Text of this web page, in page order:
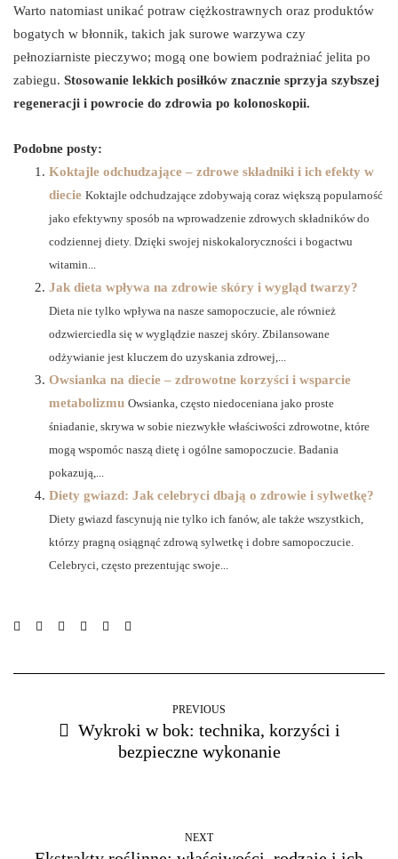
Warto natomiast unikać potraw ciężkostrawnych oraz produktów
bogatych w błonnik, takich jak surowe warzywa czy
pełnoziarniste pieczywo; mogą one bowiem podrażniać jelita po
zabiegu. Stosowanie lekkich posiłków znacznie sprzyja szybszej
regeneracji i powrocie do zdrowia po kolonoskopii.
Podobne posty:
Koktajle odchudzające – zdrowe składniki i ich efekty w
diecie Koktajle odchudzające zdobywają coraz większą popularność
jako efektywny sposób na wprowadzenie zdrowych składników do
codziennej diety. Dzięki swojej niskokaloryczności i bogactwu
witamin...
Jak dieta wpływa na zdrowie skóry i wygląd twarzy?
Dieta nie tylko wpływa na nasze samopoczucie, ale również
odzwierciedla się w wyglądzie naszej skóry. Zbilansowane
odżywianie jest kluczem do uzyskania zdrowej,...
Owsianka na diecie – zdrowotne korzyści i wsparcie
metabolizmu Owsianka, często niedoceniana jako proste
śniadanie, skrywa w sobie niezwykłe właściwości zdrowotne, które
mogą wspomóc naszą dietę i ogólne samopoczucie. Badania
pokazują,...
Diety gwiazd: Jak celebryci dbają o zdrowie i sylwetkę?
Diety gwiazd fascynują nie tylko ich fanów, ale także wszystkich,
którzy pragną osiągnąć zdrową sylwetkę i dobre samopoczucie.
Celebryci, często prezentując swoje...
PREVIOUS
Wykroki w bok: technika, korzyści i
bezpieczne wykonanie
NEXT